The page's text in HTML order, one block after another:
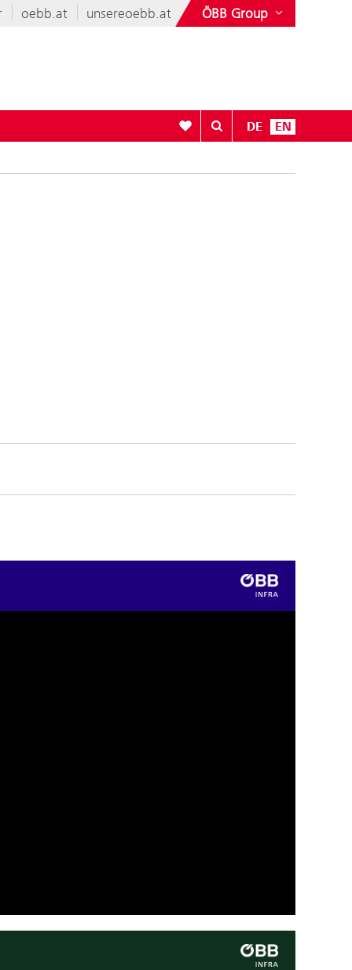
oebb.at unsereoebb.at ÖBB Group
To your wishlist
DE EN